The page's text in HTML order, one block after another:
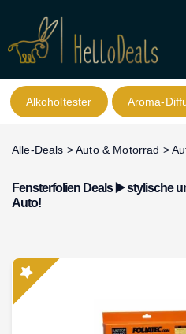
Alkoholtester Aroma-
Alle-Deals >Auto & Motorrad >
Fensterfolien Deals ▶️ stylische
Auto!